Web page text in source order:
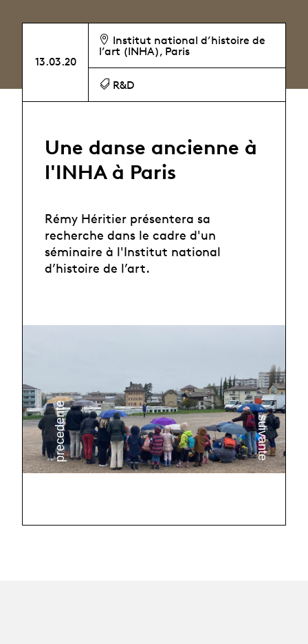
13.03.20
Institut national d’histoire de
l’art (INHA), Paris
R&D
Une danse ancienne à
l'INHA à Paris
Rémy Héritier présentera sa
recherche dans le cadre d'un
séminaire à l'Institut national
d’histoire de l’art.